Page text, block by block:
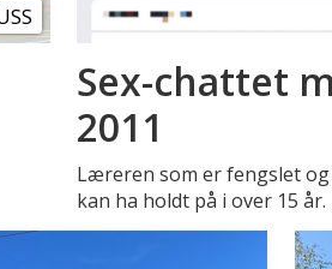
Sex-chattet
2011
Læreren som er fengslet
kan ha holdt på i over 15 år.